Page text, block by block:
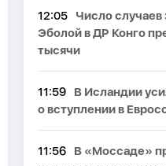
12:05
Число
Эболой в ДР Конго
тысячи
11:59
В Исландии
о вступлении в
11:56
В «Моссаде»